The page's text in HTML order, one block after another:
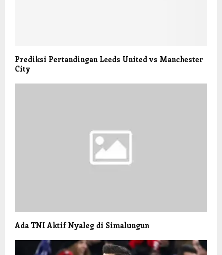
Prediksi Pertandingan Leeds United vs Manchester
City
Ada TNI Aktif Nyaleg di Simalungun